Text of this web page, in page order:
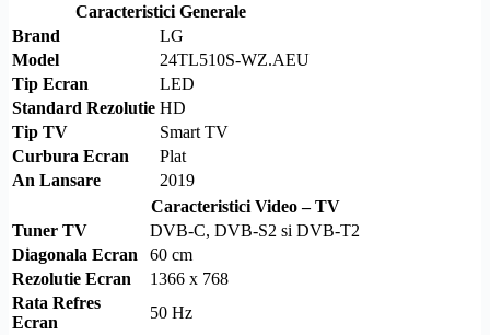
Caracteristici Generale
Brand
LG
Model
24TL510S-WZ.AEU
Tip Ecran
LED
Standard Rezolutie HD
Tip TV
Smart TV
Curbura Ecran
Plat
An Lansare
2019
Caracteristici Video – TV
Tuner TV
DVB-C, DVB-S2 si DVB-T2
Diagonala Ecran
60 cm
Rezolutie Ecran
1366 x 768
Rata Refres
Ecran
50 Hz